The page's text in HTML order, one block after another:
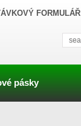
FORMULÁŘ
pásky